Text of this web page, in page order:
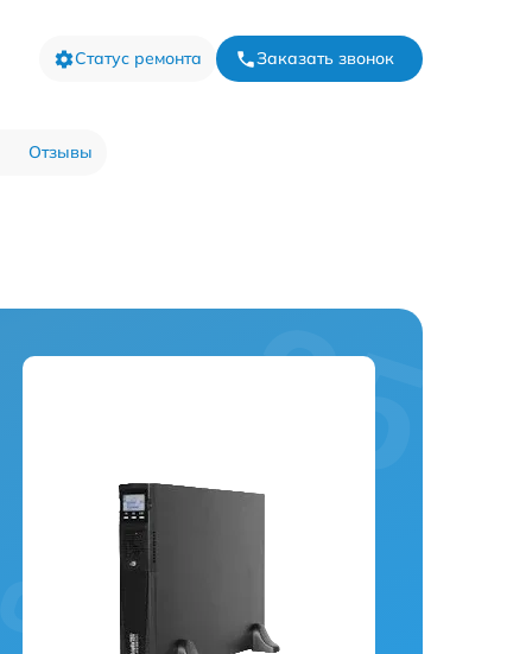
Статус ремонта Заказать звонок
Отзывы